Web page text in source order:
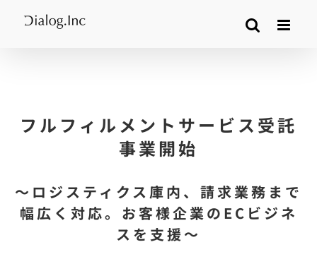
フルフィルメントサービス受託
事業開始
～ロジスティクス庫内、請求業務まで
幅広く対応。お客様企業のECビジネ
スを支援～